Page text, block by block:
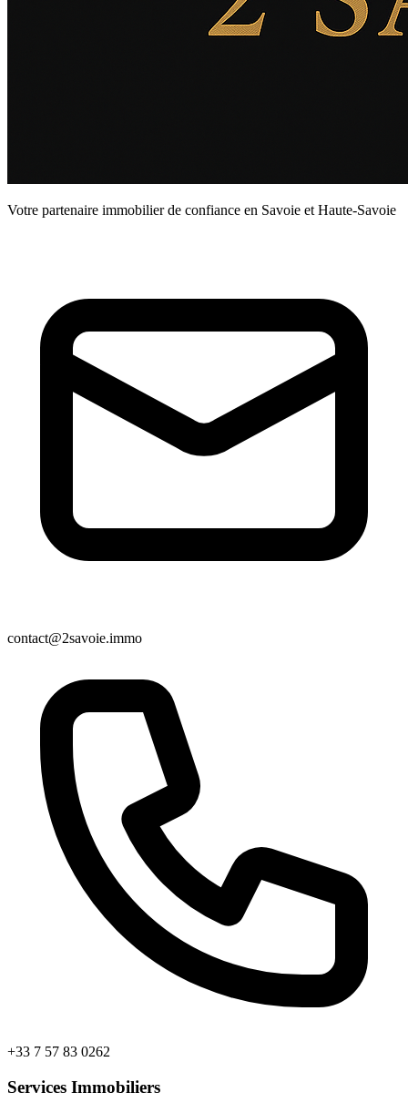
Votre partenaire immobilier de confiance en Savoie et Haute-Savoie
contact@2savoie.immo
+33 7 57 83 0262
Services Immobiliers